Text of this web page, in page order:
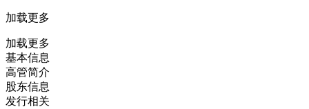
加载更多
加载更多
基本信息
高管简介
股东信息
发行相关